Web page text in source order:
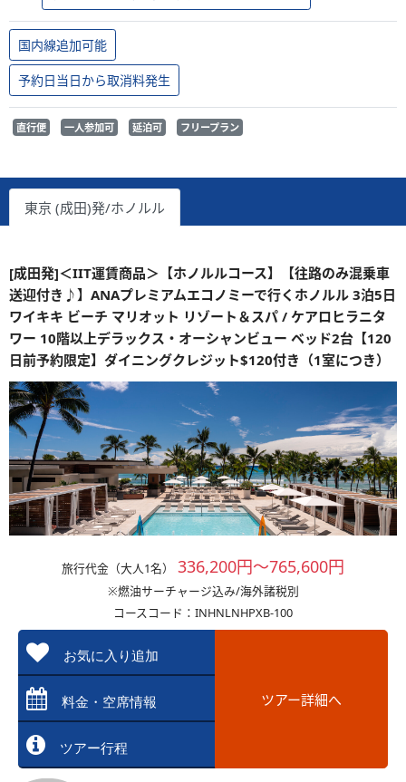
国内線追加可能
予約日当日から取消料発生
直行便 一人参加可 延泊可 フリープラン
東京 (成田)発/ホノルル
[成田発]＜IIT運賃商品＞【ホノルルコース】【往路のみ混乗車
送迎付き♪】ANAプレミアムエコノミーで行くホノルル 3泊5日
ワイキキ ビーチ マリオット リゾート＆スパ / ケアロヒラニタ
ワー 10階以上デラックス・オーシャンビュー ベッド2台【120
日前予約限定】ダイニングクレジット$120付き（1室につき）
旅行代金（大人1名） 336,200円～765,600円
※燃油サーチャージ込み/海外諸税別
コースコード：INHNLNHPXB-100
お気に入り追加
料金・空席情報
ツアー行程
ツアー詳細へ